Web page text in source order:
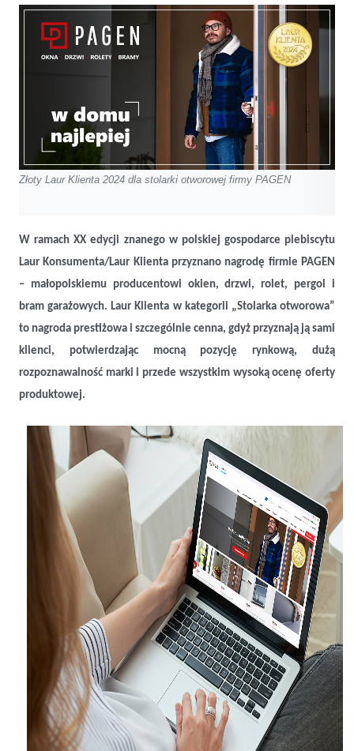
Złoty Laur Klienta 2024 dla stolarki otworowej firmy PAGEN
W ramach XX edycji znanego w polskiej gospodarce plebiscytu
Laur Konsumenta/Laur Klienta przyznano nagrodę firmie PAGEN
– małopolskiemu producentowi okien, drzwi, rolet, pergol i
bram garażowych. Laur Klienta w kategorii „Stolarka otworowa”
to nagroda prestiżowa i szczególnie cenna, gdyż przyznają ją sami
klienci, potwierdzając mocną pozycję rynkową, dużą
rozpoznawalność marki i przede wszystkim wysoką ocenę oferty
produktowej.